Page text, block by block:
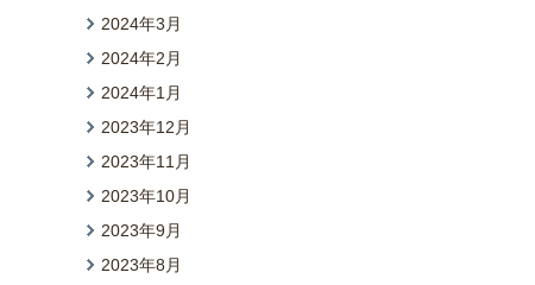
2024年3月
2024年2月
2024年1月
2023年12月
2023年11月
2023年10月
2023年9月
2023年8月